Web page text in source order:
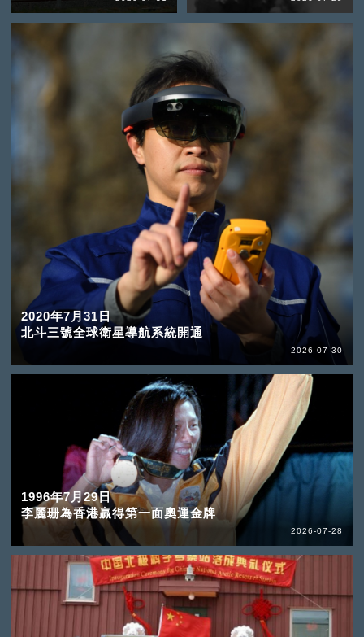
2020年7月31日
北斗三號全球衛星導航系統開通
2026-07-30
1996年7月29日
李麗珊為香港贏得第一面奧運金牌
2026-07-28